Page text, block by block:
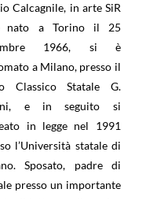
Calcagnile, in arte SiR
nato a Torino il 25
1966, si è
a Milano, presso il
Classico Statale G.
e in seguito si
in legge nel 1991
l’Università statale di
Sposato, padre di
presso un importante